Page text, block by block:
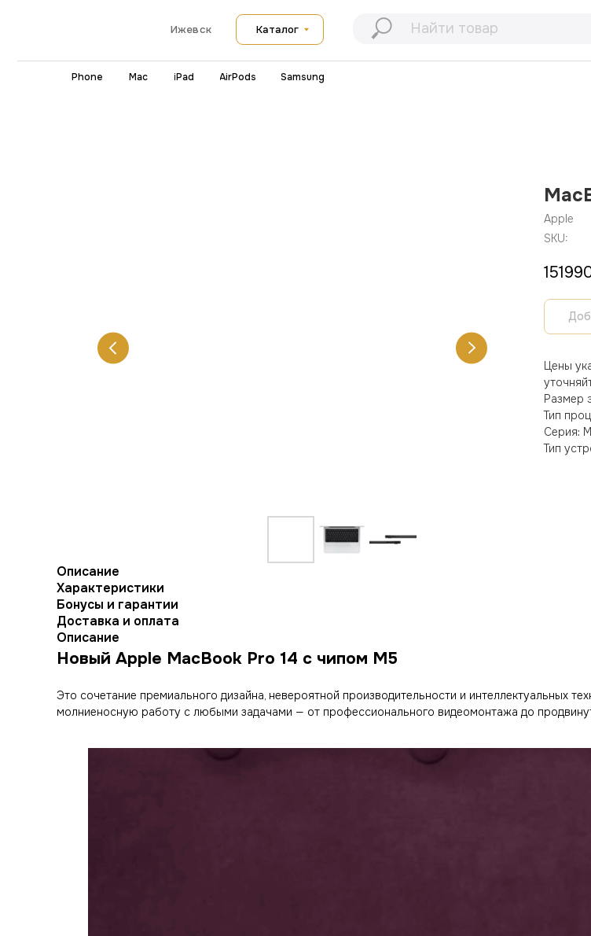
Каталог
Ижевск
Apple
SKU:
Цены
Размер
Тип
Серия:
Тип
Описание
Характеристики
Бонусы и гарантии
Доставка и оплата
Описание
Новый Apple MacBook Pro 14 с чипом M5
Это сочетание премиального дизайна, невероятной производительности и интеллектуальных
молниеносную работу с любыми задачами — от профессионального видеомонтажа до